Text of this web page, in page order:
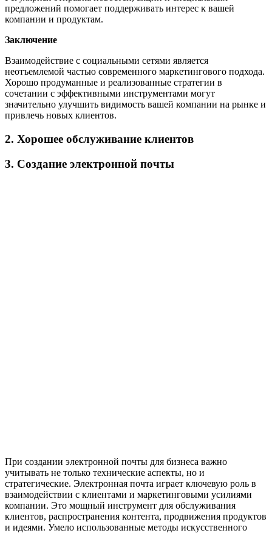
предложений помогает поддерживать интерес к вашей
компании и продуктам.
Заключение
Взаимодействие с социальными сетями является
неотъемлемой частью современного маркетингового подхода.
Хорошо продуманные и реализованные стратегии в
сочетании с эффективными инструментами могут
значительно улучшить видимость вашей компании на рынке и
привлечь новых клиентов.
2. Хорошее обслуживание клиентов
3. Создание электронной почты
При создании электронной почты для бизнеса важно
учитывать не только технические аспекты, но и
стратегические. Электронная почта играет ключевую роль в
взаимодействии с клиентами и маркетинговыми усилиями
компании. Это мощный инструмент для обслуживания
клиентов, распространения контента, продвижения продуктов
и идеями. Умело использованные методы искусственного